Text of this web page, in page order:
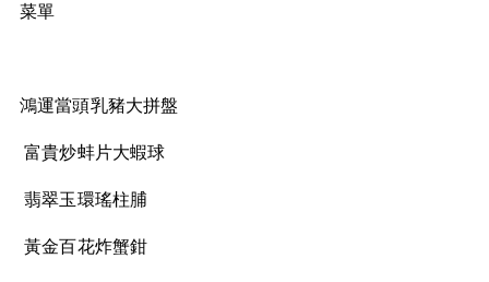
菜單
鴻運當頭乳豬大拼盤
富貴炒蚌片大蝦球
翡翠玉環瑤柱脯
黃金百花炸蟹鉗